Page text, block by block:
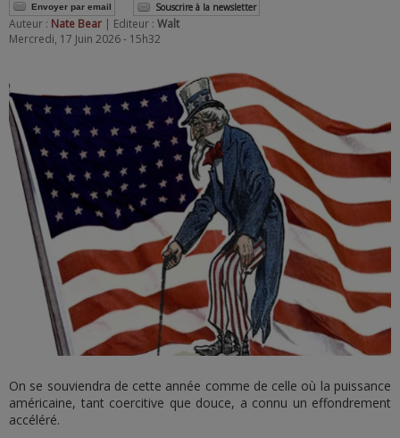
Envoyer par email Souscrire à la newsletter
Auteur : Nate Bear | Editeur : Walt
Mercredi, 17 Juin 2026 - 15h32
On se souviendra de cette année comme de celle où la puissance
américaine, tant coercitive que douce, a connu un effondrement
accéléré.